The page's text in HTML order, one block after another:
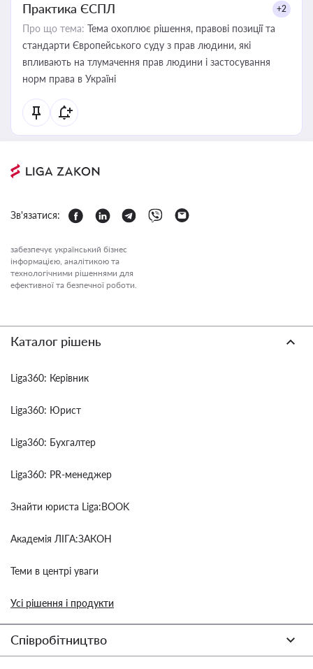
Практика ЄСПЛ +2
Про що тема: Тема охоплює рішення, правові позиції та
стандарти Європейського суду з прав людини, які
впливають на тлумачення прав людини і застосування
норм права в Україні
Зв'язатися:
забезпечує український бізнес
інформацією, аналітикою та
технологічними рішеннями для
ефективної та безпечної роботи.
Каталог рішень
Liga360: Керівник
Liga360: Юрист
Liga360: Бухгалтер
Liga360: PR-менеджер
Знайти юриста Liga:BOOK
Академія ЛІГА:ЗАКОН
Теми в центрі уваги
Усі рішення і продукти
Співробітництво